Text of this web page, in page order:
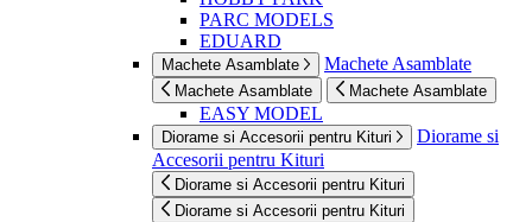
PARC MODELS
EDUARD
Machete Asamblate Machete Asamblate
Machete Asamblate Machete Asamblate
EASY MODEL
Diorame si Accesorii pentru Kituri
Diorame si
Accesorii pentru Kituri
Diorame si Accesorii pentru Kituri
Diorame si Accesorii pentru Kituri